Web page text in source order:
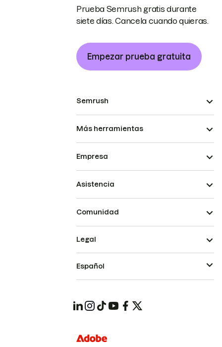
Prueba Semrush gratis durante
siete días. Cancela cuando quieras.
Empezar prueba gratuita
Semrush
Más herramientas
Empresa
Asistencia
Comunidad
Legal
Español